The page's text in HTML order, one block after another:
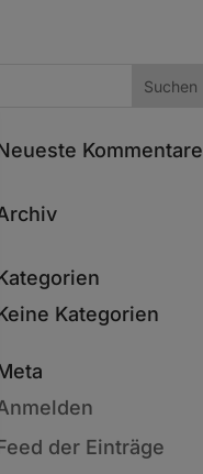
Kommentare
Kategorien
der Einträge